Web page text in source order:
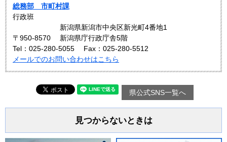
総務部 市町村課
行政班
〒950-8570
新潟県新潟市中央区新光町4番地1
新潟県庁行政庁舎5階
Tel：025-280-5055
Fax：025-280-5512
メールでのお問い合わせはこちら
県公式SNS一覧へ
見つからないときは